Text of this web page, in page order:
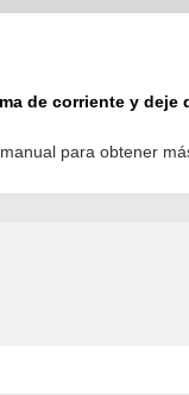
de corriente y
para obtener